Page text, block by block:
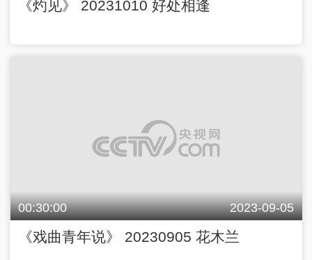
《灼见》 20231010 好处相逢
00:30:00 2023-09-05
《戏曲青年说》 20230905 花木兰